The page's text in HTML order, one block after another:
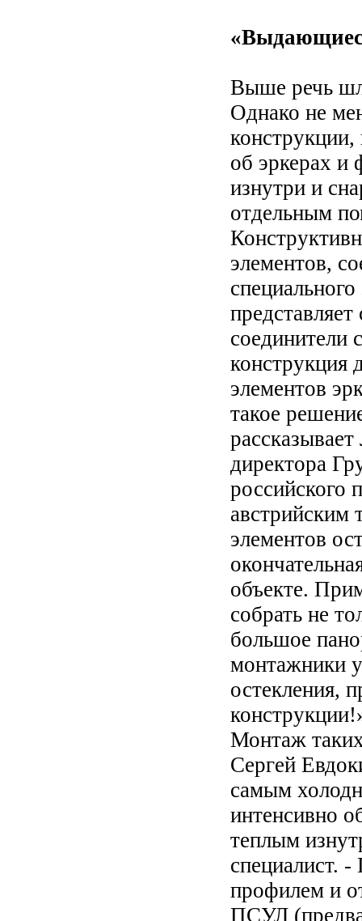
Выше речь
Однако не
об эркерах
изнутри и
отдельным
элементов,
соединители
конструкция
элементов
такое
директора
российского
австрийским
элементов
объекте.
собрать не
большое
монтажники
остекления,
Монтаж
Сергей
самым
интенсивно
теплым
специалист.
профилем и
ПСУЛ